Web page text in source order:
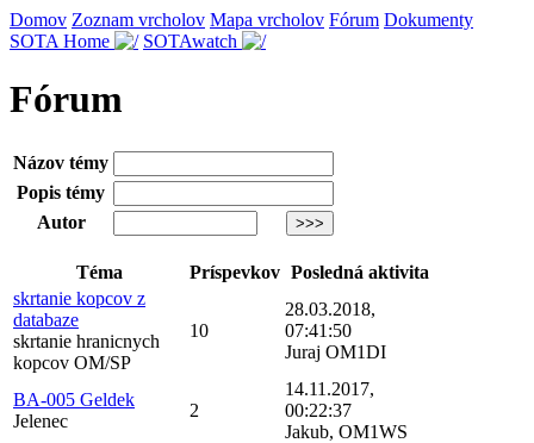
Domov Zoznam vrcholov Mapa vrcholov Fórum Dokumenty
SOTA Home
SOTAwatch
Fórum
Názov témy
Popis témy
Autor
Téma Príspevkov Posledná aktivita
skrtanie kopcov z
databaze
skrtanie hranicnych
kopcov OM/SP
10
28.03.2018,
07:41:50
Juraj OM1DI
BA-005 Geldek
Jelenec
2
14.11.2017,
00:22:37
Jakub, OM1WS